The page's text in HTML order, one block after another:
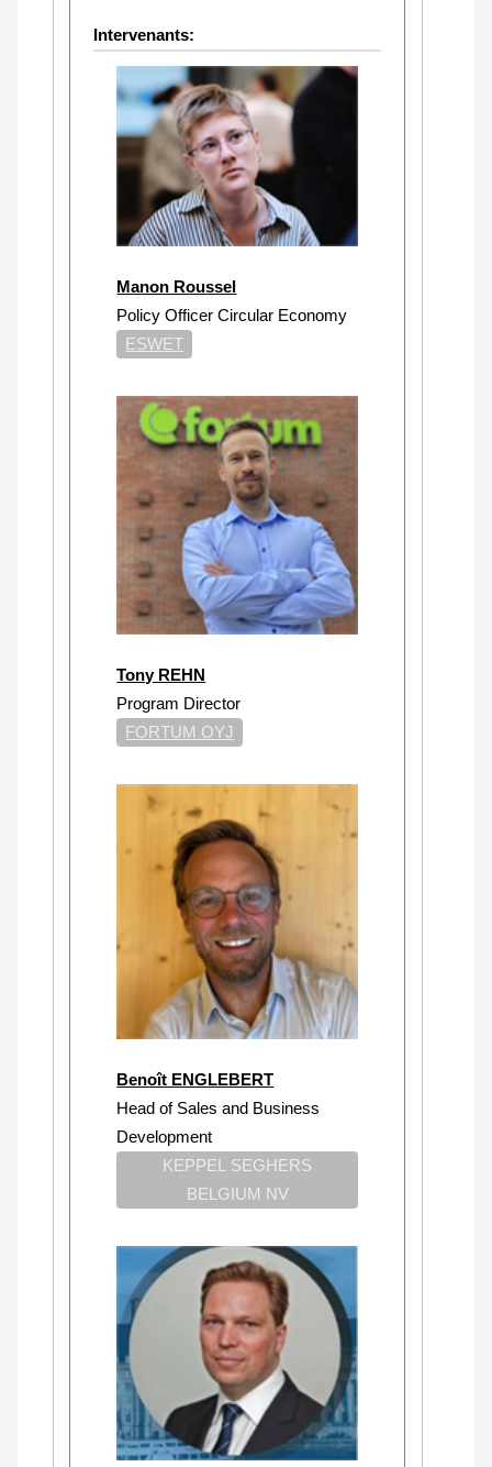
Intervenants:
Manon Roussel
Policy Officer Circular Economy
ESWET
Tony REHN
Program Director
FORTUM OYJ
Benoît ENGLEBERT
Head of Sales and Business
Development
KEPPEL SEGHERS
BELGIUM NV